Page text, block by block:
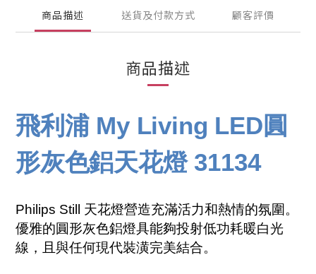
商品描述 送貨及付款方式 顧客評價
商品描述
飛利浦 My Living LED圓
形灰色鋁天花燈 31134
Philips Still 天花燈營造充滿活力和熱情的氛圍。
優雅的圓形灰色鋁燈具能夠投射低功耗暖白光
線，且與任何現代裝潢完美結合。